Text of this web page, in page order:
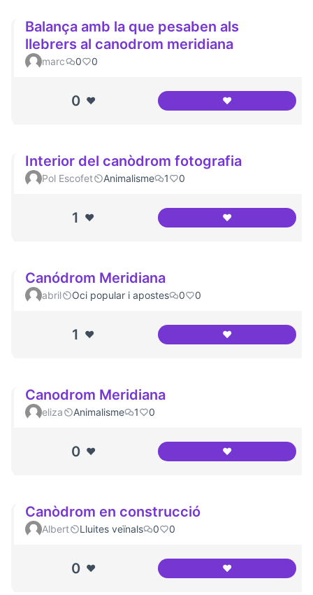
Balança amb la que pesaben als
llebrers al canodrom meridiana
marc 0 0
0 ❤️ ❤️Balança amb la
Interior del canòdrom fotografia
Pol Escofet Animalisme 1 0
1 ❤️ ❤️Interior del
Canódrom Meridiana
abril Oci popular i apostes 0 0
1 ❤️ ❤️Canódrom
Canodrom Meridiana
eliza Animalisme 1 0
0 ❤️ ❤️Canodrom
Canòdrom en construcció
Albert Lluites veïnals 0 0
0 ❤️ ❤️Canòdrom en